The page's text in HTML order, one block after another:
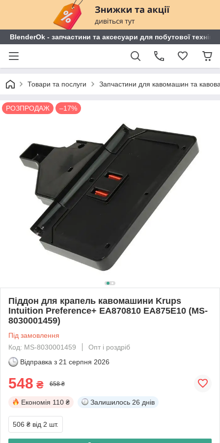
BlenderOk - запчастини та аксесуари для побутової техніки
Товари та послуги Запчастини для кавомашин та
РОЗПРОДАЖ –17%
Піддон для крапель кавомашини Krups
Intuition Preference+ EA870810 EA875E10 (MS-
8030001459)
Під замовлення
Код: MS-8030001459
Опт і роздріб
Відправка з 21 серпня 2026
548 ₴ 658 ₴
Економія 110 ₴ Залишилось 26 днів
506 ₴ від 2 шт.